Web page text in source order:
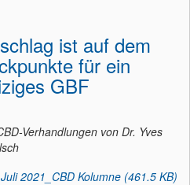
ist auf dem
für ein
GBF
Verhandlungen von Dr. Yves
Juli 2021_CBD Kolumne (461.5 KB)